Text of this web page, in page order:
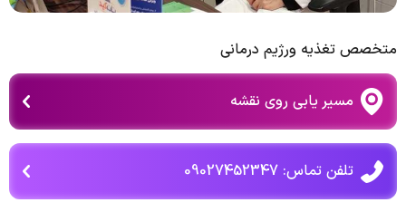
متخصص تغذيه ورژيم درمانی
مسیر یابی روی نقشه
تلفن تماس: 09027452347